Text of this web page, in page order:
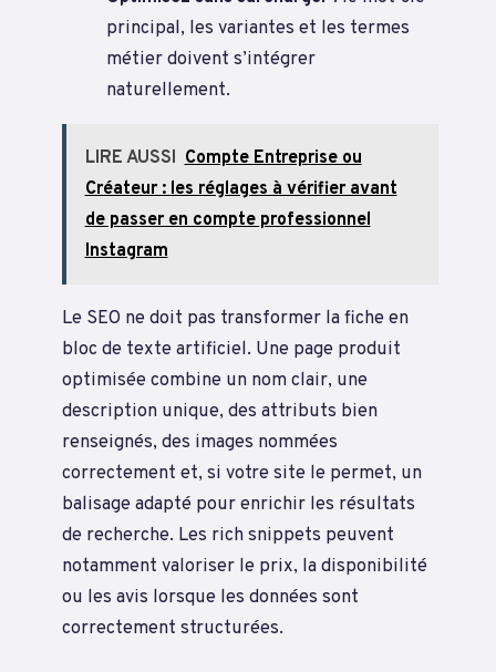
principal, les variantes et les termes
métier doivent s’intégrer
naturellement.
LIRE AUSSI Compte Entreprise ou
Créateur : les réglages à vérifier avant
de passer en compte professionnel
Instagram
Le SEO ne doit pas transformer la fiche en
bloc de texte artificiel. Une page produit
optimisée combine un nom clair, une
description unique, des attributs bien
renseignés, des images nommées
correctement et, si votre site le permet, un
balisage adapté pour enrichir les résultats
de recherche. Les rich snippets peuvent
notamment valoriser le prix, la disponibilité
ou les avis lorsque les données sont
correctement structurées.